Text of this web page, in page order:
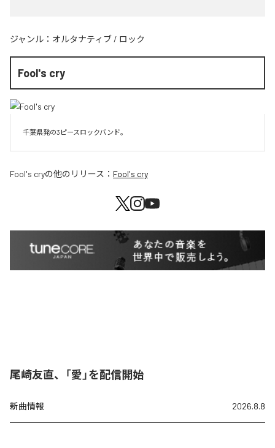
ジャンル： オルタナティブ / ロック
Fool's cry
千葉県発の3ピースロックバンド。
Fool's cryの他のリリース： Fool's cry
尾崎友直、「愛」を配信開始
新曲情報 2026.8.8